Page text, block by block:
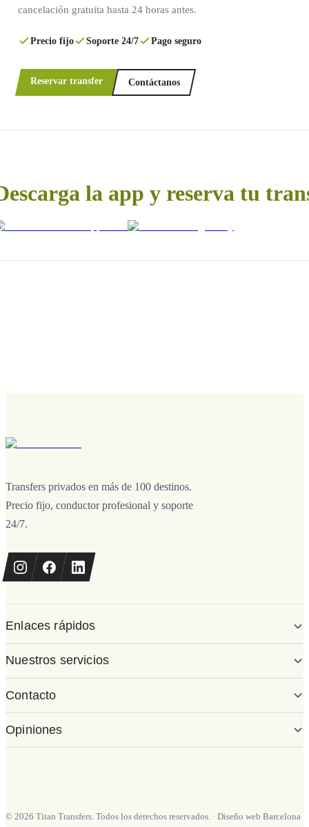
cancelación gratuita hasta 24 horas antes.
Precio fijo Soporte 24/7 Pago seguro
Reservar transfer Contáctanos
la app y reserva tu
Transfers privados en más de 100 destinos.
Precio fijo, conductor profesional y soporte
24/7.
Enlaces rápidos
Nuestros servicios
Contacto
Opiniones
© 2026 Titan Transfers. Todos los derechos reservados. · Diseño web Barcelona